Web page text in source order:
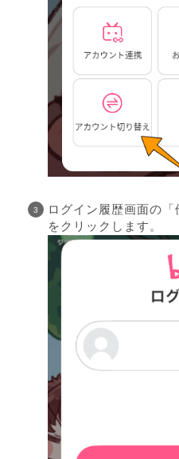
ログイン履歴画面の「
をクリックします。